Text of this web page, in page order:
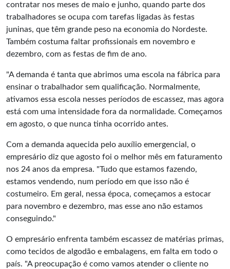
contratar nos meses de maio e junho, quando parte dos
trabalhadores se ocupa com tarefas ligadas às festas
juninas, que têm grande peso na economia do Nordeste.
Também costuma faltar profissionais em novembro e
dezembro, com as festas de fim de ano.
"A demanda é tanta que abrimos uma escola na fábrica para
ensinar o trabalhador sem qualificação. Normalmente,
ativamos essa escola nesses períodos de escassez, mas agora
está com uma intensidade fora da normalidade. Começamos
em agosto, o que nunca tinha ocorrido antes.
Com a demanda aquecida pelo auxílio emergencial, o
empresário diz que agosto foi o melhor mês em faturamento
nos 24 anos da empresa. "Tudo que estamos fazendo,
estamos vendendo, num período em que isso não é
costumeiro. Em geral, nessa época, começamos a estocar
para novembro e dezembro, mas esse ano não estamos
conseguindo."
O empresário enfrenta também escassez de matérias primas,
como tecidos de algodão e embalagens, em falta em todo o
país. "A preocupação é como vamos atender o cliente no